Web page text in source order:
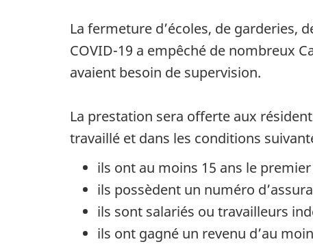
La fermeture d’écoles, de garderies,
COVID-19 a empêché de nombreux
avaient besoin de supervision.
La prestation sera offerte aux
travaillé et dans les conditions
ils ont au moins 15 ans le
ils possèdent un numéro
ils sont salariés ou travailleurs
ils ont gagné un revenu d’au